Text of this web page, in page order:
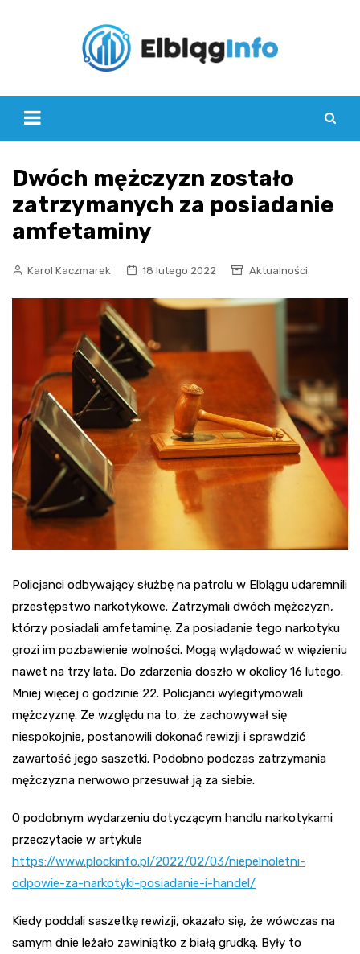
Dwóch mężczyzn zostało
zatrzymanych za posiadanie
amfetaminy
Karol Kaczmarek 18 lutego 2022 Aktualności
Policjanci odbywający służbę na patrolu w Elblągu udaremnili
przestępstwo narkotykowe. Zatrzymali dwóch mężczyzn,
którzy posiadali amfetaminę. Za posiadanie tego narkotyku
grozi im pozbawienie wolności. Mogą wylądować w więzieniu
nawet na trzy lata. Do zdarzenia doszło w okolicy 16 lutego.
Mniej więcej o godzinie 22. Policjanci wylegitymowali
mężczyznę. Ze względu na to, że zachowywał się
niespokojnie, postanowili dokonać rewizji i sprawdzić
zawartość jego saszetki. Podobno podczas zatrzymania
mężczyzna nerwowo przesuwał ją za siebie.
O podobnym wydarzeniu dotyczącym handlu narkotykami
przeczytacie w artykule
https://www.plockinfo.pl/2022/02/03/niepelnoletni-
odpowie-za-narkotyki-posiadanie-i-handel/
Kiedy poddali saszetkę rewizji, okazało się, że wówczas na
samym dnie leżało zawiniątko z białą grudką. Były to